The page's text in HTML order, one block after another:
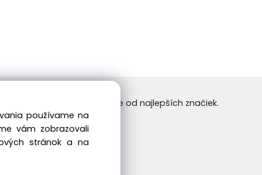
7. Nakupujte tovar online od najlepších značiek.
nakupovanie.
používame na
vám zobrazovali
stránok a na